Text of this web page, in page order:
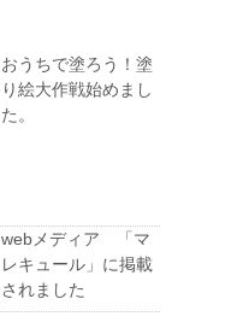
おうちで塗ろう！塗
り絵大作戦始めまし
た。
webメディア 「マ
レキュール」に掲載
されました